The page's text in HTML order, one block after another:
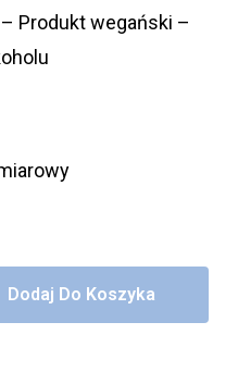
– Produkt wegański –
Dodaj Do Koszyka